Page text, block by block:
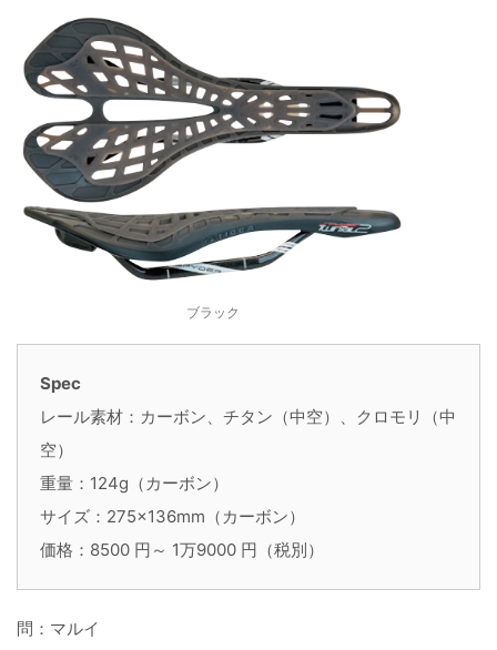
ブラック
Spec
レール素材：カーボン、チタン（中空）、クロモリ（中
空）
重量：124g（カーボン）
サイズ：275×136mm（カーボン）
価格：8500 円～ 1万9000 円（税別）
問：マルイ